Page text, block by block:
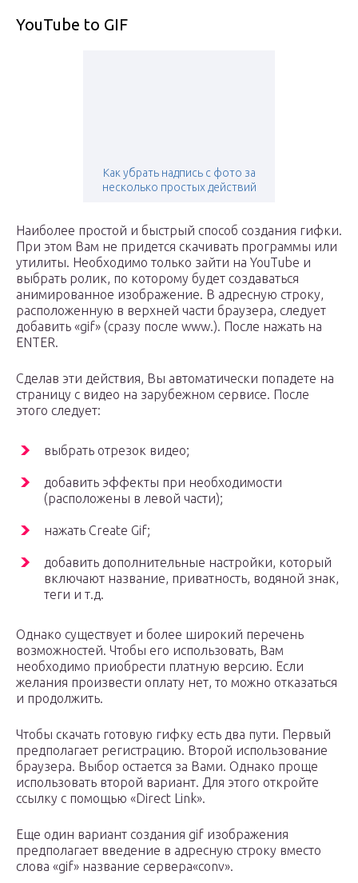
YouTube to GIF
Как убрать надпись с фото за
несколько простых действий
Наиболее простой и быстрый способ создания гифки.
При этом Вам не придется скачивать программы или
утилиты. Необходимо только зайти на YouTube и
выбрать ролик, по которому будет создаваться
анимированное изображение. В адресную строку,
расположенную в верхней части браузера, следует
добавить «gif» (сразу после www.). После нажать на
ENTER.
Сделав эти действия, Вы автоматически попадете на
страницу с видео на зарубежном сервисе. После
этого следует:
выбрать отрезок видео;
добавить эффекты при необходимости
(расположены в левой части);
нажать Create Gif;
добавить дополнительные настройки, который
включают название, приватность, водяной знак,
теги и т.д.
Однако существует и более широкий перечень
возможностей. Чтобы его использовать, Вам
необходимо приобрести платную версию. Если
желания произвести оплату нет, то можно отказаться
и продолжить.
Чтобы скачать готовую гифку есть два пути. Первый
предполагает регистрацию. Второй использование
браузера. Выбор остается за Вами. Однако проще
использовать второй вариант. Для этого откройте
ссылку с помощью «Direct Link».
Еще один вариант создания gif изображения
предполагает введение в адресную строку вместо
слова «gif» название сервера«conv».